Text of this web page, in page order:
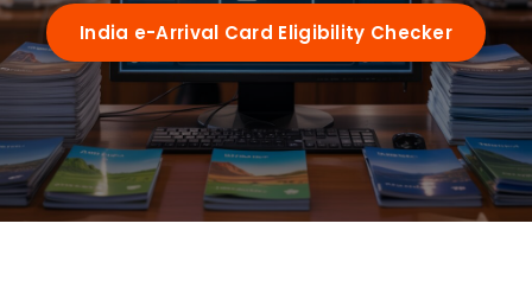
Visa Types
e-arrival card vs eVisa
Who Needs It
OCI Cardholders
Guides
72-Hour Rule
By Nationality
India e-Arrival Card Eligibility Checker